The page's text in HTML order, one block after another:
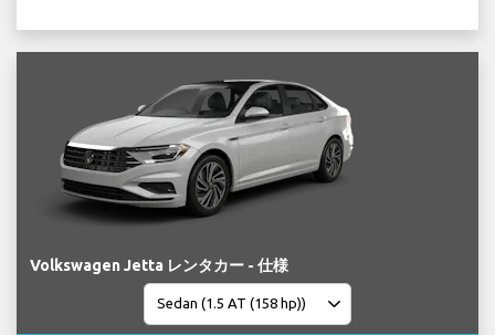
Volkswagen Jetta レンタカー - 仕様